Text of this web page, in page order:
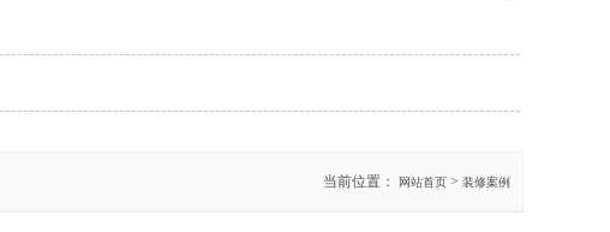
当前位置： 网站首页 > 装修案例